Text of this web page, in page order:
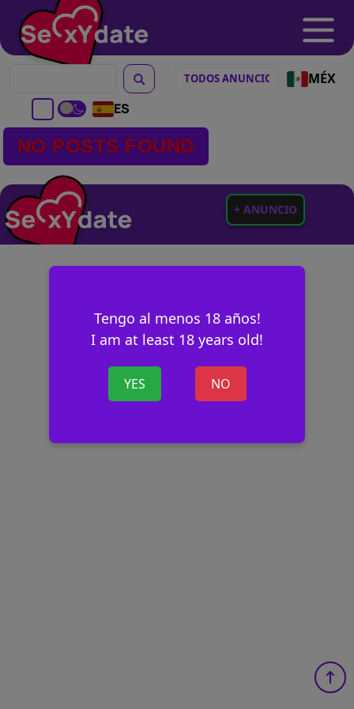
MÉX
ES
Tengo al menos 18 años!
I am at least 18 years old!
YES NO
NO POSTS FOUND
+ ANUNCIO